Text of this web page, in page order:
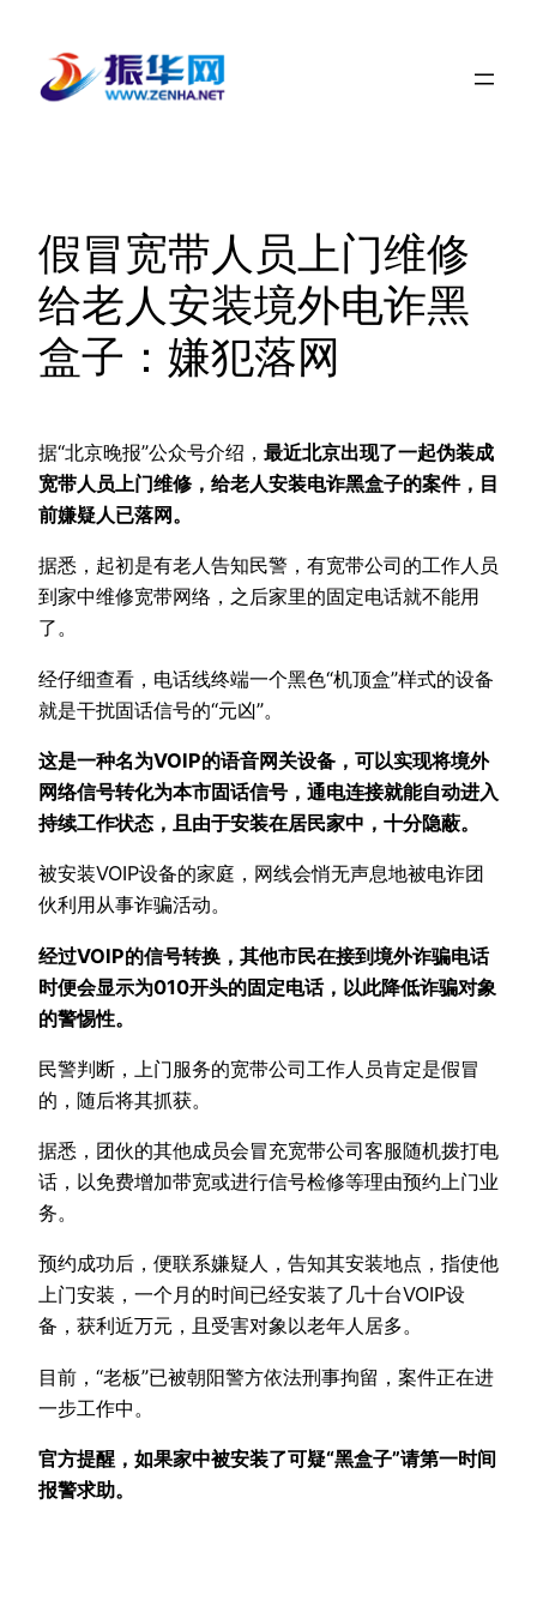
假冒宽带人员上门维修
给老人安装境外电诈黑
盒子：嫌犯落网
据“北京晚报”公众号介绍， 最近北京出现了一起伪装成
宽带人员上门维修，给老人安装电诈黑盒子的案件，目
前嫌疑人已落网。
据悉，起初是有老人告知民警，有宽带公司的工作人员
到家中维修宽带网络，之后家里的固定电话就不能用
了。
经仔细查看，电话线终端一个黑色“机顶盒”样式的设备
就是干扰固话信号的“元凶”。
这是一种名为VOIP的语音网关设备，可以实现将境外
网络信号转化为本市固话信号，通电连接就能自动进入
持续工作状态，且由于安装在居民家中，十分隐蔽。
被安装VOIP设备的家庭，网线会悄无声息地被电诈团
伙利用从事诈骗活动。
经过VOIP的信号转换，其他市民在接到境外诈骗电话
时便会显示为010开头的固定电话，以此降低诈骗对象
的警惕性。
民警判断，上门服务的宽带公司工作人员肯定是假冒
的，随后将其抓获。
据悉，团伙的其他成员会冒充宽带公司客服随机拨打电
话，以免费增加带宽或进行信号检修等理由预约上门业
务。
预约成功后，便联系嫌疑人，告知其安装地点，指使他
上门安装，一个月的时间已经安装了几十台VOIP设
备，获利近万元，且受害对象以老年人居多。
目前，“老板”已被朝阳警方依法刑事拘留，案件正在进
一步工作中。
官方提醒，如果家中被安装了可疑“黑盒子”请第一时间
报警求助。